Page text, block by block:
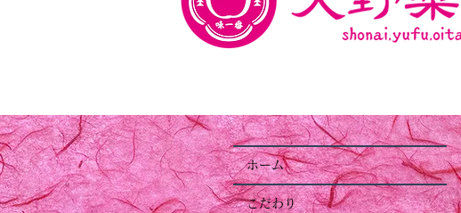
ホーム
こだわり